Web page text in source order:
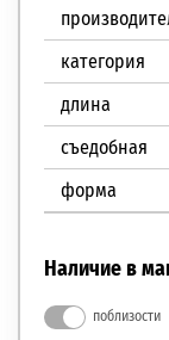
категория
длина
съедобная
форма
Наличие в
поблизости